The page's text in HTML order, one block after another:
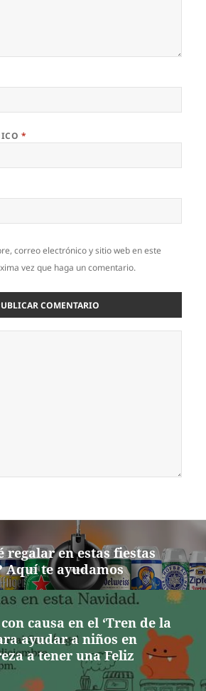
*
correo electrónico y sitio web en este
vez que haga un comentario.
regalar en estas fiestas
Aquí te ayudamos
causa en el ‘Tren de la
ayudar a niños en
a tener una Feliz